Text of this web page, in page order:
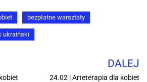
bezpłatne warsztaty
ukraiński
DALEJ
24.02 | Arteterapia dla kobiet